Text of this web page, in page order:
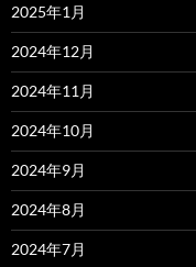
2025年1月
2024年12月
2024年11月
2024年10月
2024年9月
2024年8月
2024年7月